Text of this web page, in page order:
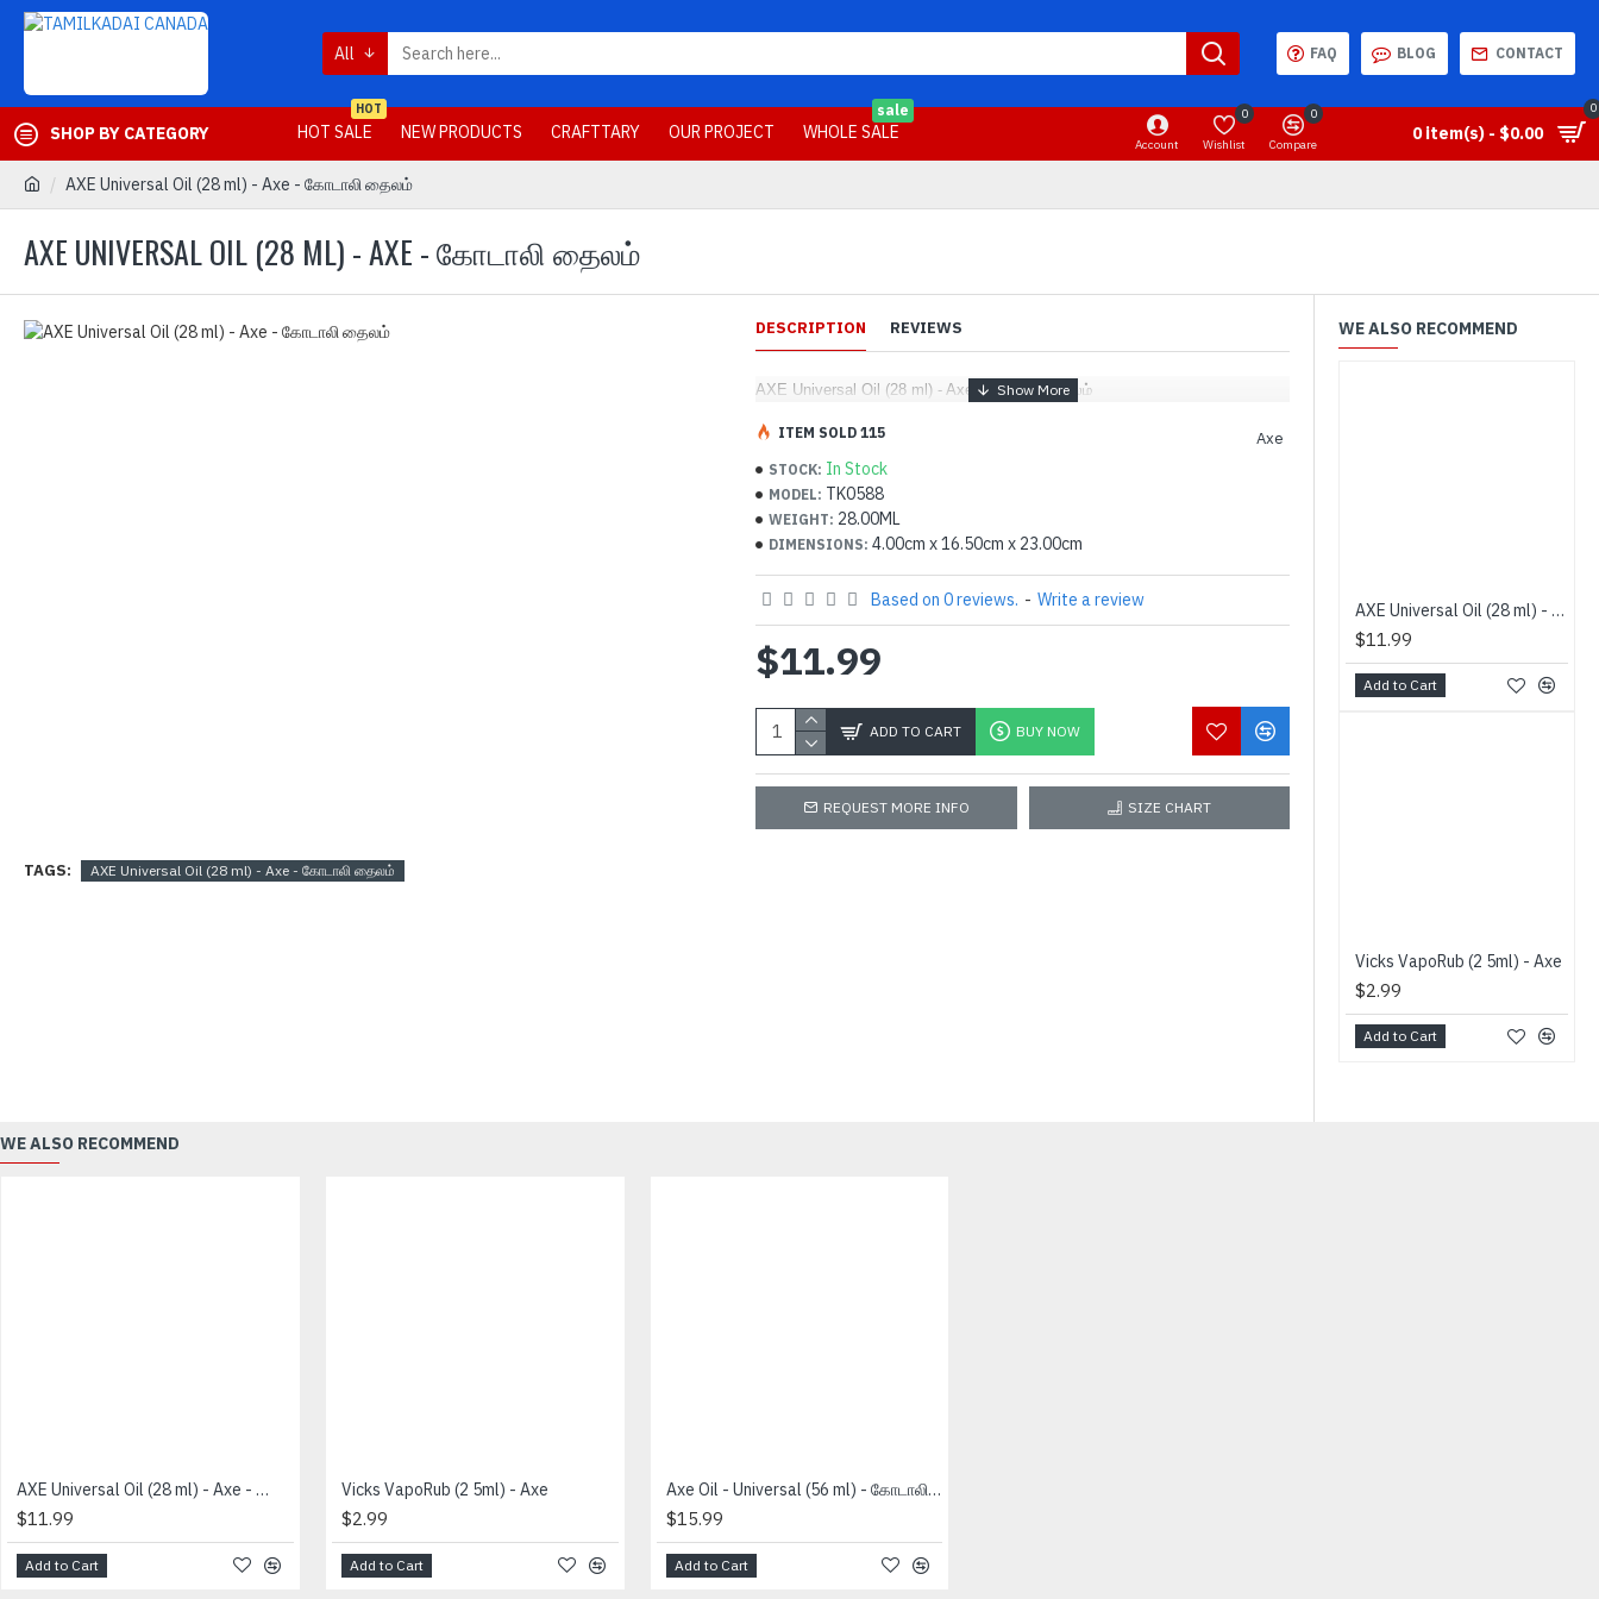
All FAQ BLOG CONTACT
SHOP BY CATEGORY HOT SALE
HOT
NEW PRODUCTS CRAFTTARY OUR PROJECT WHOLE SALE
sale
Account Wishlist
0
Compare
0
0 item(s) - $0.00
0
AXE Universal Oil (28 ml) - Axe - கோடாலி தைலம்
AXE UNIVERSAL OIL (28 ML) - AXE - கோடாலி தைலம்
DESCRIPTION REVIEWS
AXE Universal Oil (28 ml) - Axe - கோடாலி தைலம்
STOCK: In Stock
MODEL: TK0588
WEIGHT: 28.00ML
DIMENSIONS: 4.00cm x 16.50cm x 23.00cm
Axe
ITEM SOLD 115
Based on 0 reviews. - Write a review
$11.99
ADD TO CART BUY NOW
REQUEST MORE INFO SIZE CHART
TAGS: AXE Universal Oil (28 ml) - Axe - கோடாலி தைலம்
WE ALSO RECOMMEND
AXE Universal Oil (28 ml) - Axe - கோடாலி தைலம்
$11.99
Add to Cart
Vicks VapoRub (2 5ml) - Axe
$2.99
Add to Cart
WE ALSO RECOMMEND
AXE Universal Oil (28 ml) - Axe - கோடாலி தைலம்
$11.99
Add to Cart
Vicks VapoRub (2 5ml) - Axe
$2.99
Add to Cart
Axe Oil - Universal (56 ml) - கோடாலி தைலம்
$15.99
Add to Cart